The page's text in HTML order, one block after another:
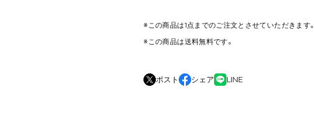
※この商品は1点までのご注文とさせていただきます。
※この商品は送料無料です。
ポスト シェア LINE